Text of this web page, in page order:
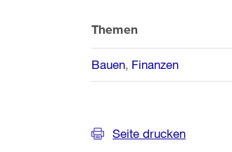
Themen
Bauen Finanzen
Seite drucken